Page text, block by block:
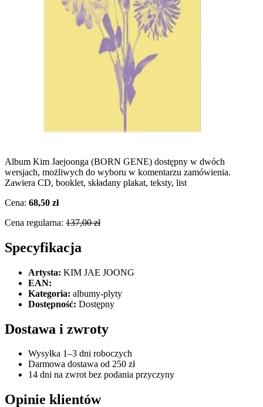
Album Kim Jaejoonga (BORN GENE) dostępny w dwóch
wersjach, możliwych do wyboru w komentarzu zamówienia.
Zawiera CD, booklet, składany plakat, teksty, list
Cena: 68,50 zł
Cena regularna: 137,00 zł
Specyfikacja
Artysta: KIM JAE JOONG
EAN:
Kategoria: albumy-plyty
Dostępność: Dostępny
Dostawa i zwroty
Wysyłka 1–3 dni roboczych
Darmowa dostawa od 250 zł
14 dni na zwrot bez podania przyczyny
Opinie klientów